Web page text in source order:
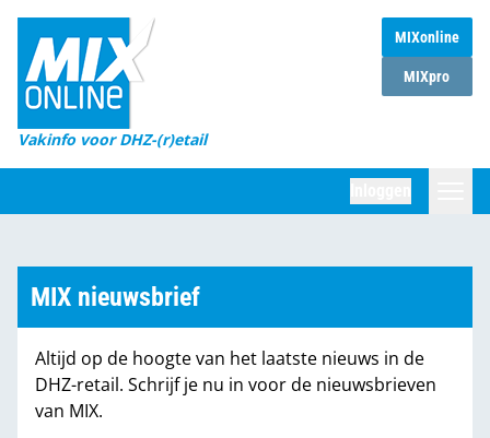
MIXonline
MIXpro
Vakinfo voor DHZ-(r)etail
Home
Magazines
DHZ Sessie
Marktcijfers
Partners
MIX nieuwsbrief
Altijd op de hoogte van het laatste nieuws in de
DHZ-retail. Schrijf je nu in voor de nieuwsbrieven
van MIX.